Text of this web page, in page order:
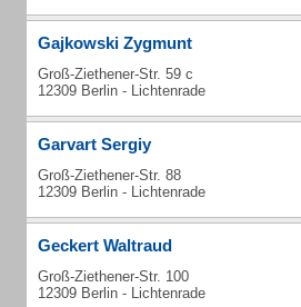
Gajkowski Zygmunt
Groß-Ziethener-Str. 59 c
12309 Berlin - Lichtenrade
Garvart Sergiy
Groß-Ziethener-Str. 88
12309 Berlin - Lichtenrade
Geckert Waltraud
Groß-Ziethener-Str. 100
12309 Berlin - Lichtenrade